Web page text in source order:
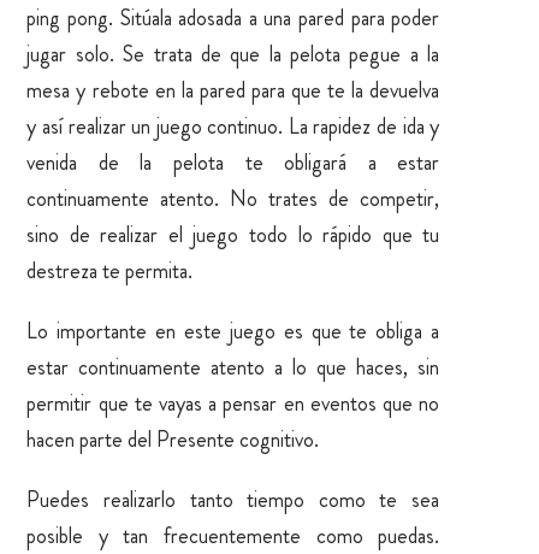
ping pong. Sitúala adosada a una pared para poder
jugar solo. Se trata de que la pelota pegue a la
mesa y rebote en la pared para que te la devuelva
y así realizar un juego continuo. La rapidez de ida y
venida de la pelota te obligará a estar
continuamente atento. No trates de competir,
sino de realizar el juego todo lo rápido que tu
destreza te permita.
Lo importante en este juego es que te obliga a
estar continuamente atento a lo que haces, sin
permitir que te vayas a pensar en eventos que no
hacen parte del Presente cognitivo.
Puedes realizarlo tanto tiempo como te sea
posible y tan frecuentemente como puedas.